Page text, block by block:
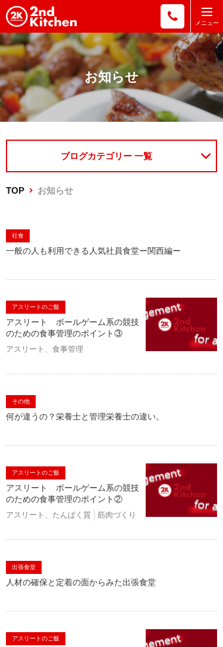
お知らせ
ブログカテゴリー 一覧
TOP お知らせ
社食
一般の人も利用できる人気社員食堂ー関西編ー
アスリートのご飯
アスリート ボールゲーム系の競技
のための食事管理のポイント③
アスリート、食事管理
その他
何が違うの？栄養士と管理栄養士の違い。
アスリートのご飯
アスリート ボールゲーム系の競技
のための食事管理のポイント②
アスリート、たんぱく質 筋肉づくり
出張食堂
人材の確保と定着の面からみた出張食堂
アスリートのご飯